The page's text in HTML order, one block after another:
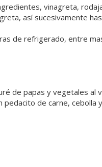
vinagreta,
así sucesivamente
de refrigerado, entre
de papas y vegetales al
de carne, cebolla